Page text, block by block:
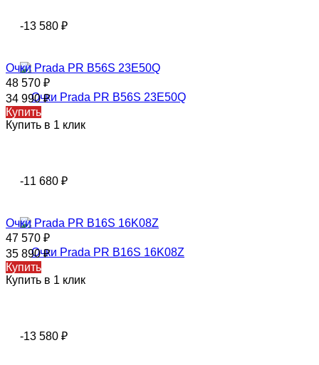
-13 580 ₽
Очки Prada PR B56S 23E50Q
48 570 ₽
34 990₽
Купить
Купить в 1 клик
-11 680 ₽
Очки Prada PR B16S 16K08Z
47 570 ₽
35 890₽
Купить
Купить в 1 клик
-13 580 ₽